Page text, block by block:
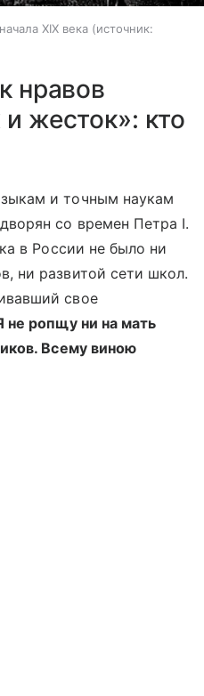
XIX века
источник:
нравов
жесток»: кто
и точным наукам
со времен Петра I.
в России не было ни
ни развитой сети школ.
свое
не ропщу ни на мать
Всему виною